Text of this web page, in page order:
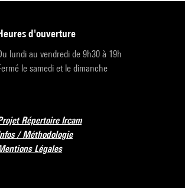
heures d'ouverture
lundi au vendredi de 9h30 à 19h
le samedi et le dimanche
Répertoire Ircam
/ Méthodologie
Légales